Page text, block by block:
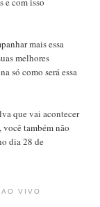
mais essa
melhores
só como será essa
que vai acontecer
também não
dia 28 de
VIVO